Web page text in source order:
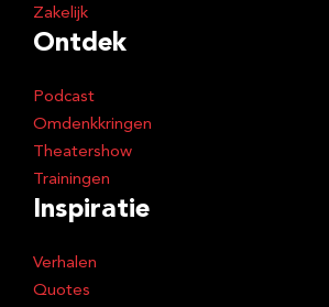
Zakelijk
Ontdek
Podcast
Omdenkkringen
Theatershow
Trainingen
Inspiratie
Verhalen
Quotes